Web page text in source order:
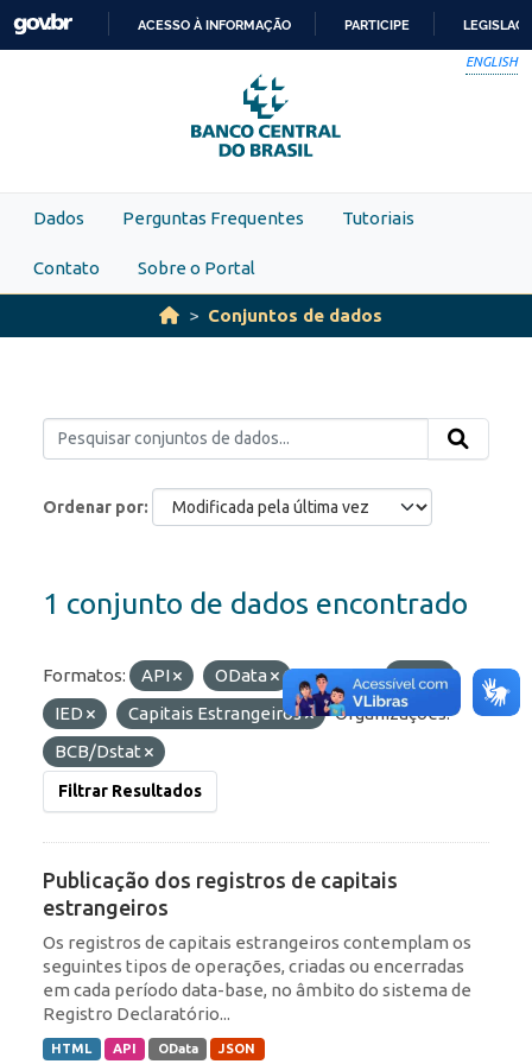
Skip to main content
PARA
O
CONTEÚDO
ACESSO À INFORMAÇÃO PARTICIPE
ENGLISH
Dados Perguntas Frequentes Tutoriais
Contato Sobre o Portal
Conjuntos de dados
Ordenar por
1 conjunto de dados encontrado
Formatos: API OData Etiquetas:
ROF
IED
Capitais Estrangeiros
Organizações:
BCB/Dstat
Filtrar Resultados
Publicação dos registros de capitais
estrangeiros
Os registros de capitais estrangeiros contemplam os
seguintes tipos de operações, criadas ou encerradas
em cada período data-base, no âmbito do sistema de
Registro Declaratório...
HTML API OData JSON